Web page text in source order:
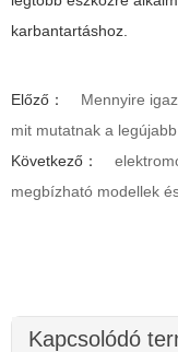
karbantartáshoz.
Előző：
Mennyire
mit mutatnak a
Következő：
megbízható modellek
Kapcsolódó